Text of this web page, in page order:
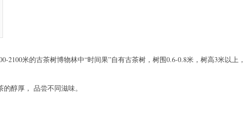
2100米的古茶树博物林中“时间果”自有古茶树，树围0.6-0.8米，树高3米以上
醇厚，
品尝不同滋味。